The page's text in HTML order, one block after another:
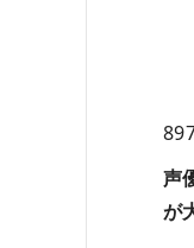
声
が